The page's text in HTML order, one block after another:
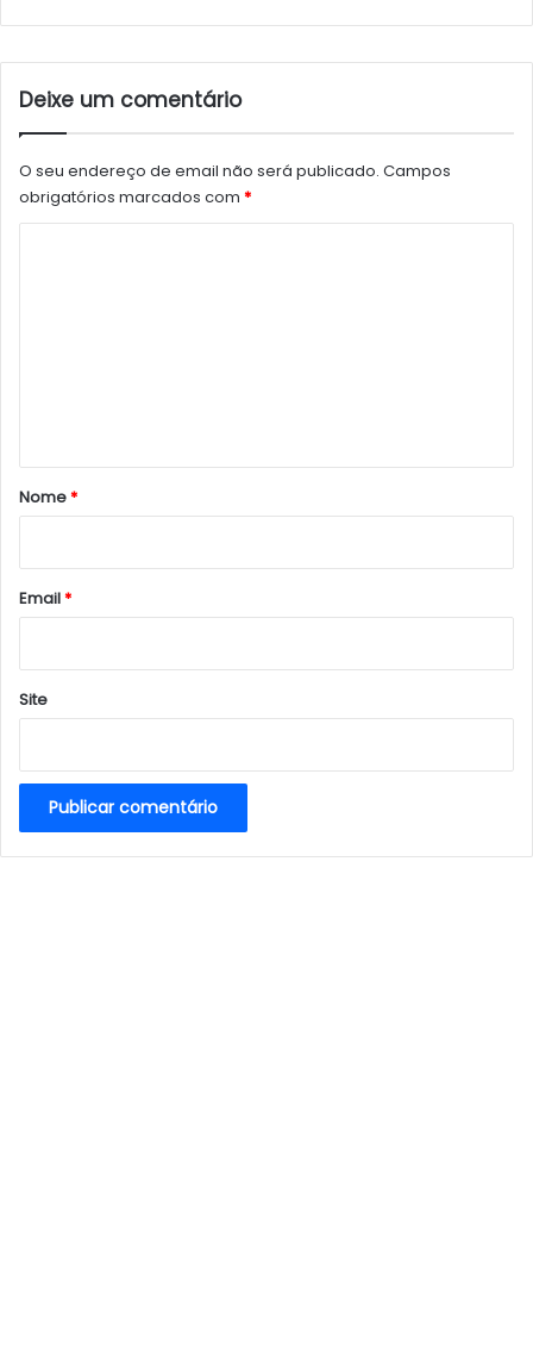
Deixe um comentário
O seu endereço de email não será publicado. Campos
obrigatórios marcados com *
r
*
Nome*
Email*
Site